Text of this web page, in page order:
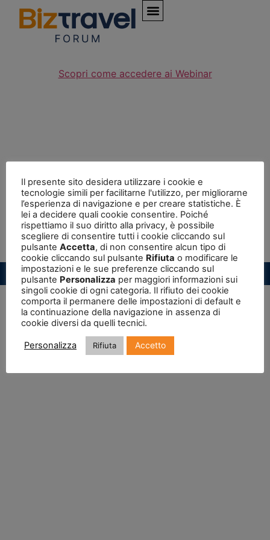
Scopri come accedere ai Webinar
© UVET Congress and learning
Sede legale Bastioni di Porta Volta, 10 20121 Milano
P.IVA 087112000967
Privacy Policy|Cookie Policy
Il presente sito desidera utilizzare i cookie e
tecnologie simili per facilitarne l'utilizzo, per migliorarne
l’esperienza di navigazione e per creare statistiche. È
lei a decidere quali cookie consentire. Poiché
rispettiamo il suo diritto alla privacy, è possibile
scegliere di consentire tutti i cookie cliccando sul
pulsante Accetta, di non consentire alcun tipo di
cookie cliccando sul pulsante Rifiuta o modificare le
impostazioni e le sue preferenze cliccando sul
pulsante Personalizza per maggiori informazioni sui
singoli cookie di ogni categoria. Il rifiuto dei cookie
comporta il permanere delle impostazioni di default e
la continuazione della navigazione in assenza di
cookie diversi da quelli tecnici.
Personalizza Rifiuta Accetto